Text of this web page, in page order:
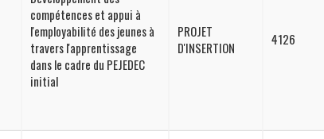
compétences et appui à
l'employabilité des jeunes à
travers l'apprentissage
dans le cadre du PEJEDEC
initial
PROJET
D'INSERTION
4126